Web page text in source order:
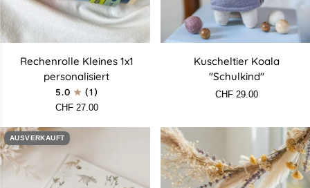
Rechenrolle
personalisiert
Rechenrolle Kleines 1x1
personalisiert
5.0
(1)
CHF 27.00
KuscheltierKuscheltier Koala
"Schulkind"
CHF 29.00
AUSVERKAUFT